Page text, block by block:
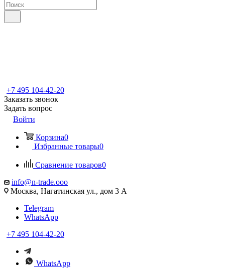
+7 495 104-42-20
Заказать звонок
Задать вопрос
Войти
Корзина0
Избранные товары0
Сравнение товаров0
info@n-trade.ooo
Москва, Нагатинская ул., дом 3 А
Telegram
WhatsApp
+7 495 104-42-20
WhatsApp